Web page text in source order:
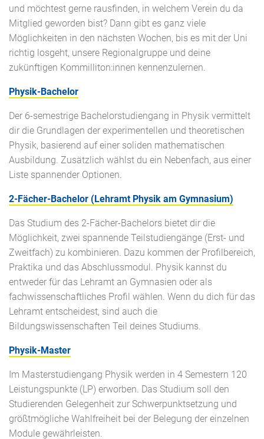
und möchtest gerne rausfinden, in welchem Verein du da
Mitglied geworden bist? Dann gibt es ganz viele
Möglichkeiten in den nächsten Wochen, bis es mit der Uni
richtig losgeht, unsere Regionalgruppe und deine
zukünftigen Kommilliton:innen kennenzulernen.
Physik-Bachelor
Der 6-semestrige Bachelorstudiengang in Physik vermittelt
dir die Grundlagen der experimentellen und theoretischen
Physik, basierend auf einer soliden mathematischen
Ausbildung. Zusätzlich wählst du ein Nebenfach, aus einer
Liste spannender Optionen.
2-Fächer-Bachelor (Lehramt Physik am Gymnasium)
Das Studium des 2-Fächer-Bachelors bietet dir die
Möglichkeit, zwei spannende Teilstudiengänge (Erst- und
Zweitfach) zu kombinieren. Dazu kommen der Profilbereich,
Praktika und das Abschlussmodul. Physik kannst du
entweder für das Lehramt an Gymnasien oder als
fachwissenschaftliches Profil wählen. Wenn du dich für das
Lehramt entscheidest, sind auch die
Bildungswissenschaften Teil deines Studiums.
Physik-Master
Im Masterstudiengang Physik werden in 4 Semestern 120
Leistungspunkte (LP) erworben. Das Studium soll den
Studierenden Gelegenheit zur Schwerpunktsetzung und
größtmögliche Wahlfreiheit bei der Belegung der einzelnen
Module gewährleisten.